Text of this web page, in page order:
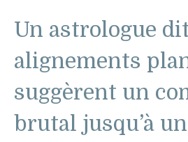
Un astrologue
alignements
suggèrent un
brutal jusqu’à